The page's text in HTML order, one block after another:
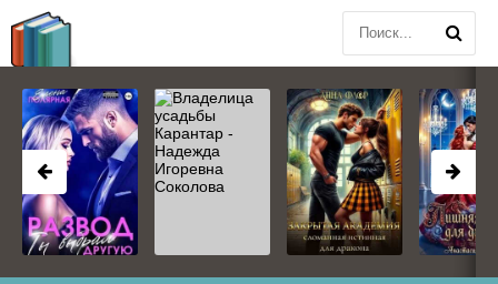
BOOKPLANETA.COM